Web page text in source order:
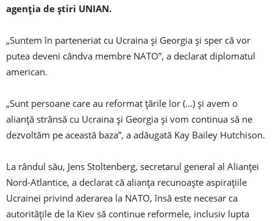
agenţia de ştiri UNIAN.
„Suntem în parteneriat cu Ucraina şi Georgia şi sper că vor
putea deveni cândva membre NATO”, a declarat diplomatul
american.
„Sunt persoane care au reformat ţările lor (…) şi avem o
alianţă strânsă cu Ucraina şi Georgia şi vom continua să ne
dezvoltăm pe această baza”, a adăugată Kay Bailey Hutchison.
La rândul său, Jens Stoltenberg, secretarul general al Alianţei
Nord-Atlantice, a declarat că alianţa recunoaşte aspiraţiile
Ucrainei privind aderarea la NATO, însă este necesar ca
autorităţile de la Kiev să continue reformele, inclusiv lupta